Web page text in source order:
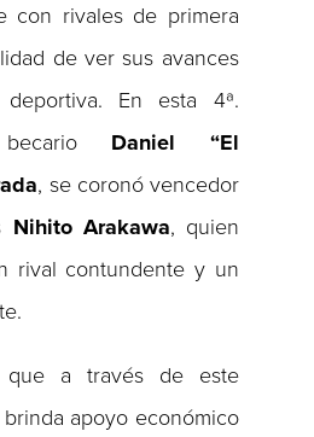
con rivales de primera
de ver sus avances
En esta 4ª.
Daniel “El
, se coronó vencedor
Nihito Arakawa, quien
rival contundente y un
que a través de este
apoyo económico